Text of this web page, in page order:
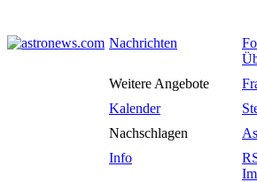
Nachrichten
Weitere Angebote
Kalender
Nachschlagen
Info